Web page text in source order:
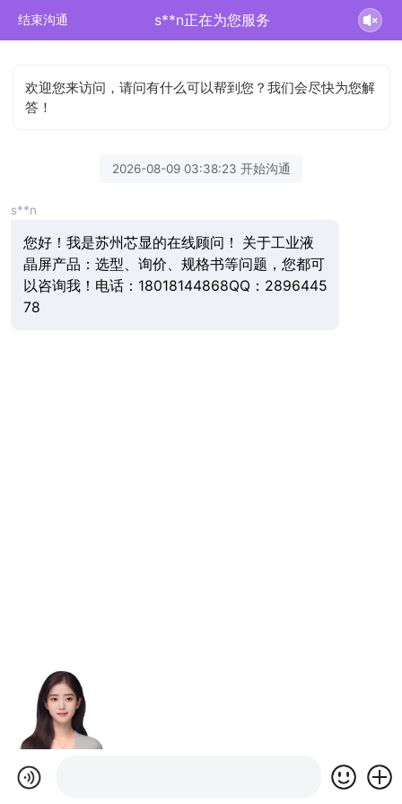
结束沟通 s**n正在为您服务
欢迎您来访问，请问有什么可以帮到您？我们会尽快为您解
答！
2026-08-09 03:38:23 开始沟通
s**n
您好！我是苏州芯显的在线顾问！ 关于工业液
晶屏产品：选型、询价、规格书等问题，您都可
以咨询我！电话：18018144868QQ：2896445
78